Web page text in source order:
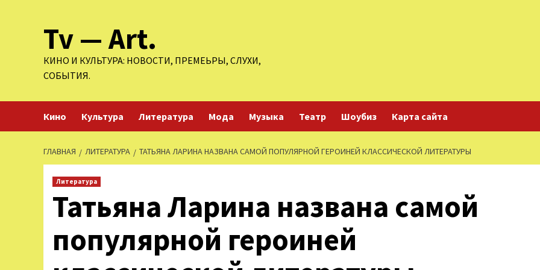
содержимомуTv — Art.
КИНО И КУЛЬТУРА: НОВОСТИ, ПРЕМЕЬРЫ, СЛУХИ,
СОБЫТИЯ.
Кино Культура Литература Мода Музыка Театр Шоубиз Карта сайта
ГЛАВНАЯ ЛИТЕРАТУРА ТАТЬЯНА ЛАРИНА НАЗВАНА САМОЙ ПОПУЛЯРНОЙ ГЕРОИНЕЙ КЛАССИЧЕСКОЙ ЛИТЕРАТУРЫ
Литература
Татьяна Ларина названа самой
популярной героиней